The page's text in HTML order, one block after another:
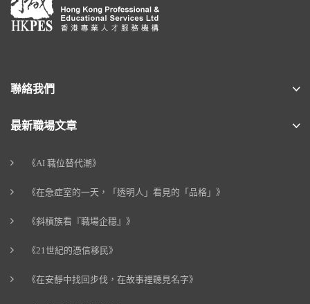
聯絡我們
最新職場文章
《AI 職位替代潮》
《在急症室的一天，「透明人」看見的「品格」》
《斜槓族看『職場企穩』》
《21世紀的憑信移民》
《在安靜中找回步伐，在故事裡聽見名字》